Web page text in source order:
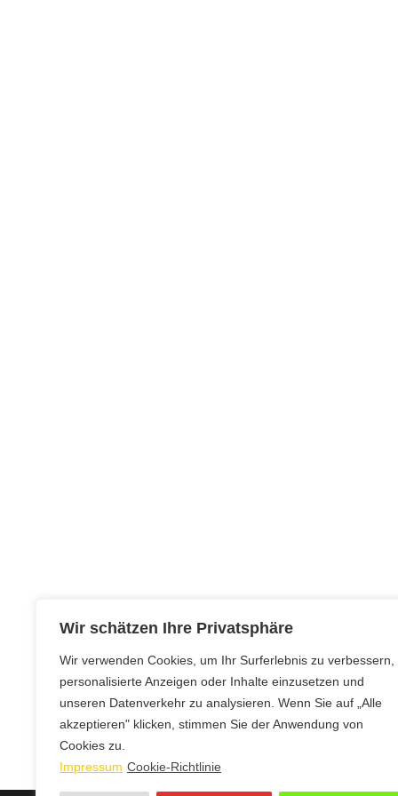
Wir schätzen Ihre Privatsphäre
Wir verwenden Cookies, um Ihr Surferlebnis zu verbessern,
personalisierte Anzeigen oder Inhalte einzusetzen und
unseren Datenverkehr zu analysieren. Wenn Sie auf „Alle
akzeptieren" klicken, stimmen Sie der Anwendung von
Cookies zu.
Impressum Cookie-Richtlinie